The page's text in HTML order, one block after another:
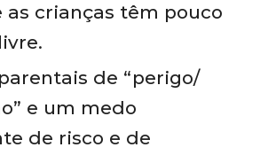
as crianças têm pouco
de “perigo/
e um medo
de risco e de